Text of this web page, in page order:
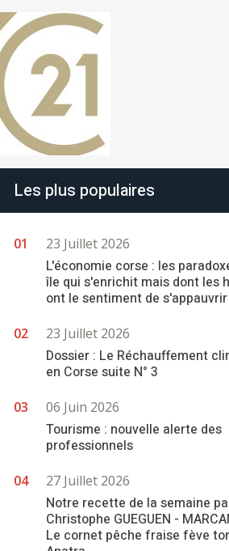
Les plus populaires
23 Juillet 2026
L'économie corse : les
île qui s'enrichit mais dont les
ont le sentiment de s'appauvrir
23 Juillet 2026
Dossier : Le Réchauffement
en Corse suite N° 3
06 Juin 2026
Tourisme : nouvelle alerte des
professionnels
27 Juillet 2026
Notre recette de la semaine
Christophe GUEGUEN -
Le cornet pêche fraise fève